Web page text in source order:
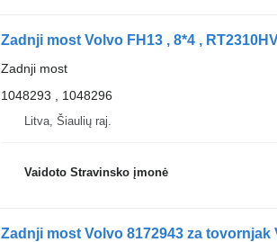
Zadnji most
1048293 , 1048296
Litva, Šiaulių raj.
Vaidoto Stravinsko įmonė
Zadnji most Volvo 8172943 za tovornjak